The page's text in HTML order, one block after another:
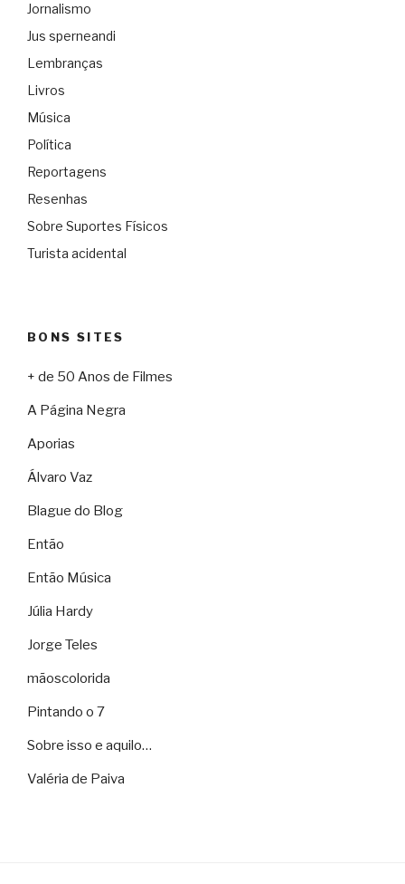
Jornalismo
Jus sperneandi
Lembranças
Livros
Música
Política
Reportagens
Resenhas
Sobre Suportes Físicos
Turista acidental
BONS SITES
+ de 50 Anos de Filmes
A Página Negra
Aporias
Álvaro Vaz
Blague do Blog
Então
Então Música
Júlia Hardy
Jorge Teles
mãoscolorida
Pintando o 7
Sobre isso e aquilo…
Valéria de Paiva